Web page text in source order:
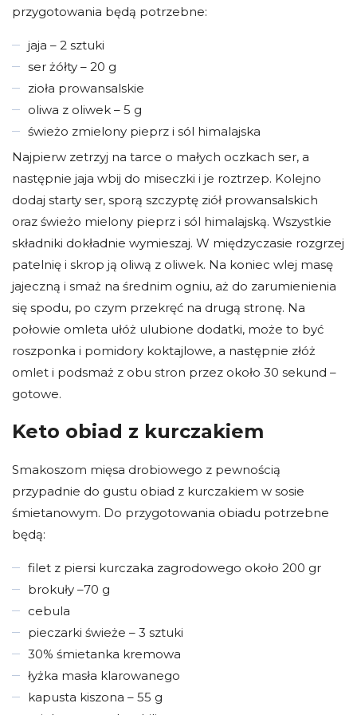
przygotowania będą potrzebne:
jaja – 2 sztuki
ser żółty – 20 g
zioła prowansalskie
oliwa z oliwek – 5 g
świeżo zmielony pieprz i sól himalajska
Najpierw zetrzyj na tarce o małych oczkach ser, a
następnie jaja wbij do miseczki i je roztrzep. Kolejno
dodaj starty ser, sporą szczyptę ziół prowansalskich
oraz świeżo mielony pieprz i sól himalajską. Wszystkie
składniki dokładnie wymieszaj. W międzyczasie rozgrzej
patelnię i skrop ją oliwą z oliwek. Na koniec wlej masę
jajeczną i smaż na średnim ogniu, aż do zarumienienia
się spodu, po czym przekręć na drugą stronę. Na
połowie omleta ułóż ulubione dodatki, może to być
roszponka i pomidory koktajlowe, a następnie złóż
omlet i podsmaż z obu stron przez około 30 sekund –
gotowe.
Keto obiad z kurczakiem
Smakoszom mięsa drobiowego z pewnością
przypadnie do gustu obiad z kurczakiem w sosie
śmietanowym. Do przygotowania obiadu potrzebne
będą:
filet z piersi kurczaka zagrodowego około 200 gr
brokuły –70 g
cebula
pieczarki świeże – 3 sztuki
30% śmietanka kremowa
łyżka masła klarowanego
kapusta kiszona – 55 g